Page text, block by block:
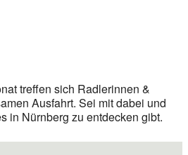
treffen sich Radlerinnen &
Ausfahrt. Sei mit dabei und
in Nürnberg zu entdecken gibt.